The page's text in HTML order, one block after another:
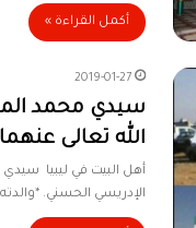
أكمل القراءة »
2019-01-27
سيدي محمد
الله تعالى عنهما
أهل البيت في ليبيا
الإدريسي الحسني.